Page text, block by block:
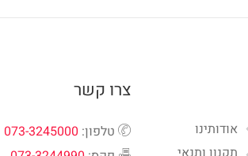
אודותינו
צרו קשר
טלפון: 073-3245000